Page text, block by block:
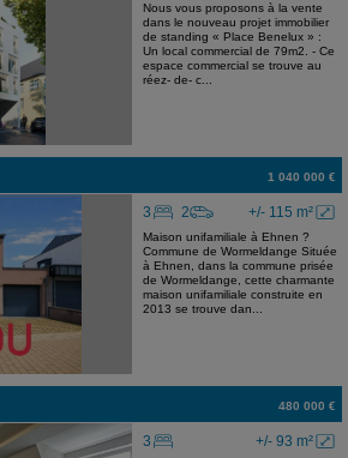
Nous vous proposons à la vente
dans le nouveau projet immobilier
de standing « Place Benelux » :
Un local commercial de 79m2. - Ce
espace commercial se trouve au
réez- de- c...
1 040 000 €
+/- 115 m²
3 2
Maison unifamiliale à Ehnen ?
Commune de Wormeldange Située
à Ehnen, dans la commune prisée
de Wormeldange, cette charmante
maison unifamiliale construite en
2013 se trouve dan...
480 000 €
+/- 93 m²
3